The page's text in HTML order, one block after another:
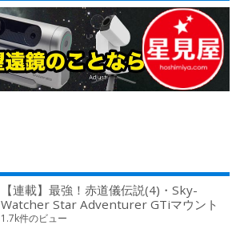
【連載】最強！赤道儀伝説(4)・Sky-
Watcher Star Adventurer GTiマウント
1.7k件のビュー